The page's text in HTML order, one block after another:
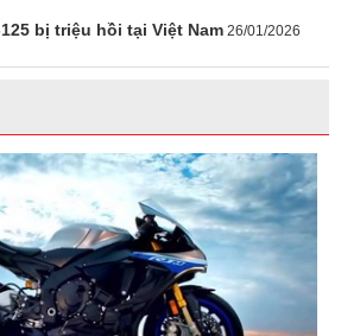
bị triệu hồi tại Việt Nam 26/01/2026